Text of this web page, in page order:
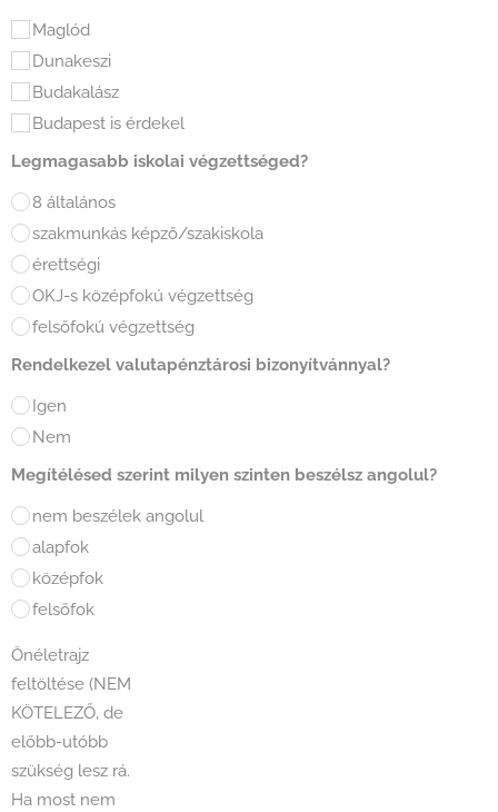
Maglód
Dunakeszi
Budakalász
Budapest is érdekel
Legmagasabb iskolai végzettséged?
8 általános
szakmunkás képző/szakiskola
érettségi
OKJ-s középfokú végzettség
felsőfokú végzettség
Rendelkezel valutapénztárosi bizonyítvánnyal?
Igen
Nem
Megítélésed szerint milyen szinten beszélsz angolul?
nem beszélek angolul
alapfok
középfok
felsőfok
Önéletrajz
feltöltése (NEM
KÖTELEZŐ, de
előbb-utóbb
szükség lesz rá.
Ha most nem